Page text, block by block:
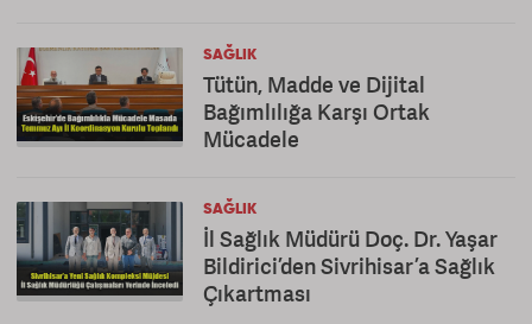
SAĞLIK
Tütün, Madde ve Dijital
Bağımlılığa Karşı Ortak
Mücadele
SAĞLIK
İl Sağlık Müdürü Doç. Dr. Yaşar
Bildirici’den Sivrihisar’a Sağlık
Çıkartması